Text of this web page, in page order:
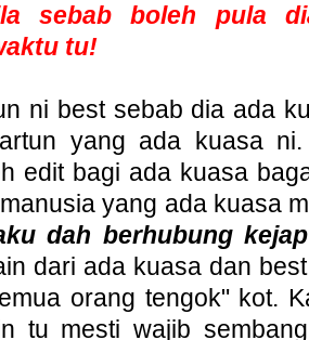
sebab boleh pula
tu!
ni best sebab dia ada
yang ada kuasa
edit bagi ada kuasa
yang ada kuasa
dah berhubung
dari ada kuasa dan
orang tengok" kot.
tu mesti wajib